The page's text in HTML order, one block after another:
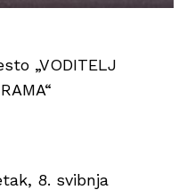
„VODITELJ
8. svibnja